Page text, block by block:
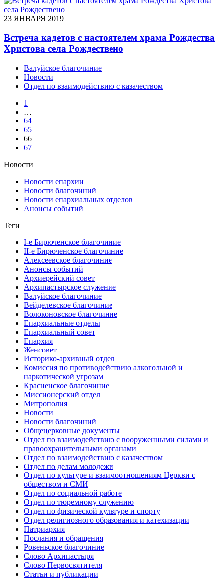
23 ЯНВАРЯ 2019
Встреча кадетов с настоятелем храма Рождества
Христова села Рождествено
Валуйское благочиние
Новости
Отдел по взаимодействию с казачеством
1
…
64
65
66
67
Новости
Новости епархии
Новости благочиний
Новости епархиальных отделов
Анонсы событий
Теги
I-е Бирюченское благочиние
II-е Бирюченское благочиние
Алексеевское благочиние
Анонсы событий
Архиерейский совет
Архипастырское служение
Валуйское благочиние
Вейделевское благочиние
Волоконовское благочиние
Епархиальные отделы
Епархиальный совет
Епархия
Женсовет
Историко-архивный отдел
Комиссия по противодействию алкогольной и
наркотической угрозам
Красненское благочиние
Миссионерский отдел
Митрополия
Новости
Новости благочиний
Общецерковные документы
Отдел по взаимодействию с вооруженными силами и
правоохранительными органами
Отдел по взаимодействию с казачеством
Отдел по делам молодежи
Отдел по культуре и взаимоотношениям Церкви с
обществом и СМИ
Отдел по социальной работе
Отдел по тюремному служению
Отдел по физической культуре и спорту
Отдел религиозного образования и катехизации
Патриархия
Послания и обращения
Ровеньское благочиние
Слово Архипастыря
Слово Первосвятителя
Статьи и публикации